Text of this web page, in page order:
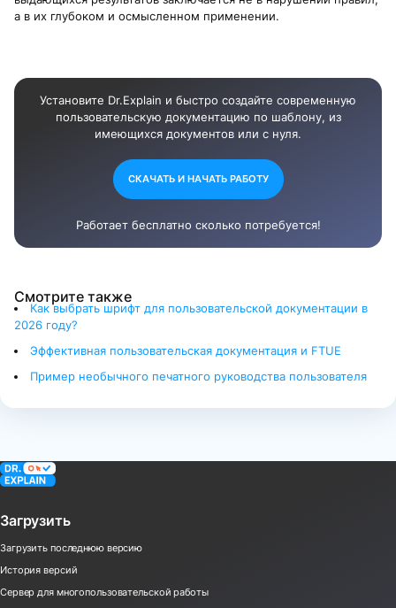
а в их глубоком и осмысленном применении.
Установите Dr.Explain и быстро создайте современную
пользовательскую документацию по шаблону, из
имеющихся документов или с нуля.
СКАЧАТЬ И НАЧАТЬ РАБОТУ
Работает бесплатно сколько потребуется!
Смотрите также
Как выбрать шрифт для пользовательской документации в
2026 году?
Эффективная пользовательская документация и FTUE
Пример необычного печатного руководства пользователя
Загрузить
Загрузить последнюю версию
История версий
Сервер для многопользовательской работы